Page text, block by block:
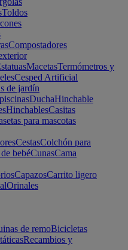
Toldos
Compostadores
MacetasTermómetros y
Cesped Artificial
de jardín
DuchaHinchable
HinchablesCasitas
para mascotas
CestasColchón para
bebéCunasCama
CapazosCarrito ligero
Orinales
de remoBicicletas
Recambios y